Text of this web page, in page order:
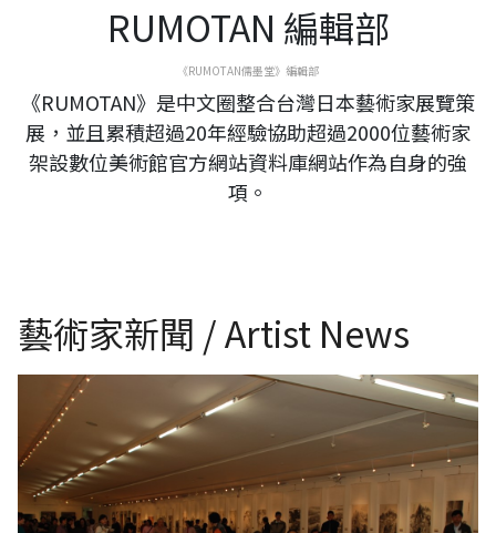
RUMOTAN 編輯部
《RUMOTAN儒墨堂》編輯部
《RUMOTAN》是中文圈整合台灣日本藝術家展覽策
展，並且累積超過20年經驗協助超過2000位藝術家
架設數位美術館官方網站資料庫網站作為自身的強
項。
藝術家新聞 / Artist News
中華兩岸文化藝術基金會-中華兩岸美術學博士生創作交流展